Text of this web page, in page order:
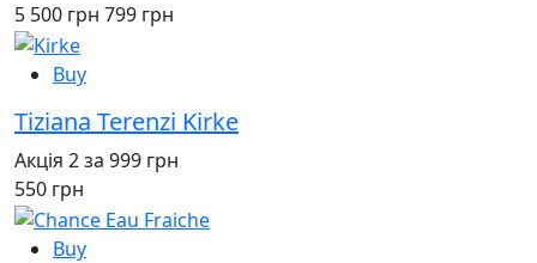
5 500 грн 799 грн
Buy
Tiziana Terenzi Kirke
Акція 2 за 999 грн
550 грн
Buy